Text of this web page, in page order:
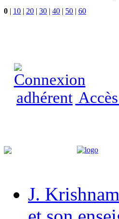
0 | 10 | 20 | 30 | 40 | 50 | 60
J.